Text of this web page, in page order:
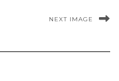
NEXT IMAGE